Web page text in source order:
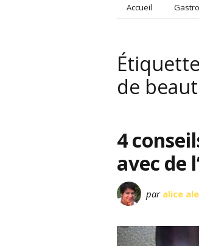
Accueil
de
4
avec de
par alice